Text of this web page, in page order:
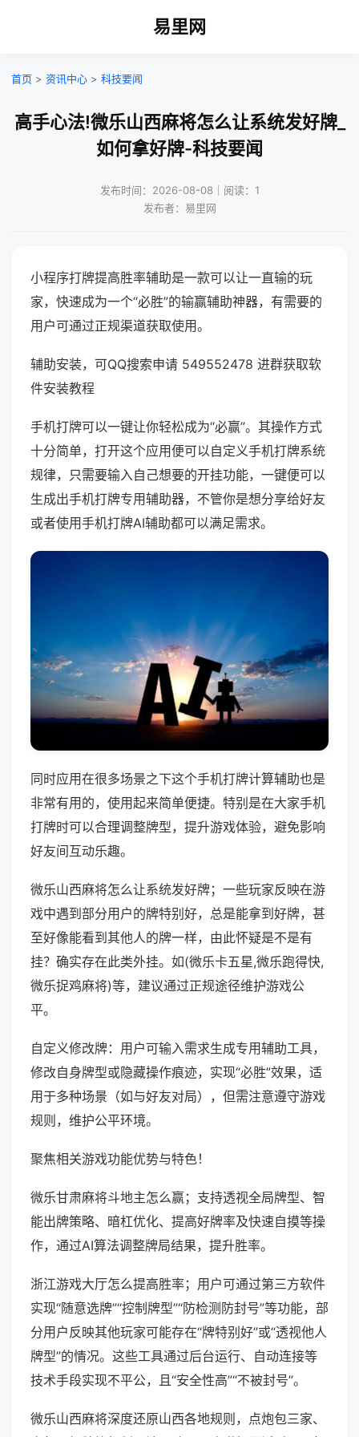
易里网
首页 > 资讯中心 > 科技要闻
高手心法!微乐山西麻将怎么让系统发好牌_
如何拿好牌-科技要闻
发布时间：2026-08-08｜阅读：1
发布者：易里网
小程序打牌提高胜率辅助是一款可以让一直输的玩
家，快速成为一个“必胜”的输赢辅助神器，有需要的
用户可通过正规渠道获取使用。
辅助安装，可QQ搜索申请 549552478 进群获取软
件安装教程
手机打牌可以一键让你轻松成为“必赢”。其操作方式
十分简单，打开这个应用便可以自定义手机打牌系统
规律，只需要输入自己想要的开挂功能，一键便可以
生成出手机打牌专用辅助器，不管你是想分享给好友
或者使用手机打牌AI辅助都可以满足需求。
同时应用在很多场景之下这个手机打牌计算辅助也是
非常有用的，使用起来简单便捷。特别是在大家手机
打牌时可以合理调整牌型，提升游戏体验，避免影响
好友间互动乐趣。
微乐山西麻将怎么让系统发好牌；一些玩家反映在游
戏中遇到部分用户的牌特别好，总是能拿到好牌，甚
至好像能看到其他人的牌一样，由此怀疑是不是有
挂？确实存在此类外挂。如(微乐卡五星,微乐跑得快,
微乐捉鸡麻将)等，建议通过正规途径维护游戏公
平。
自定义修改牌：用户可输入需求生成专用辅助工具，
修改自身牌型或隐藏操作痕迹，实现“必胜”效果，适
用于多种场景（如与好友对局），但需注意遵守游戏
规则，维护公平环境。
聚焦相关游戏功能优势与特色！
微乐甘肃麻将斗地主怎么赢；支持透视全局牌型、智
能出牌策略、暗杠优化、提高好牌率及快速自摸等操
作，通过AI算法调整牌局结果，提升胜率。
浙江游戏大厅怎么提高胜率；用户可通过第三方软件
实现“随意选牌”“控制牌型”“防检测防封号”等功能，部
分用户反映其他玩家可能存在“牌特别好”或“透视他人
牌型”的情况。这些工具通过后台运行、自动连接等
技术手段实现不平公，且“安全性高”“不被封号”。
微乐山西麻将深度还原山西各地规则，点炮包三家、